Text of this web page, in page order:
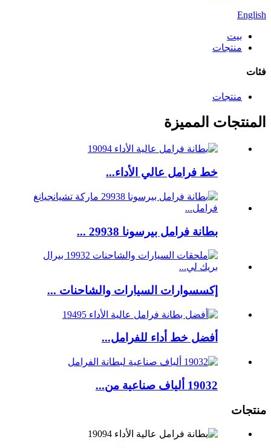
English
بيت
منتجات
فئات
منتجات
المنتجات المميزة
خط فرامل عالي الأداء...
بطانة فرامل بيرسونا 29938 ...
إكسسوارات السيارات والشاحنات ...
أفضل خط أداء للفرامل...
19032 ألياف صناعية من...
منتجات